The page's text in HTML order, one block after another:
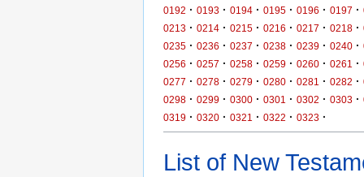
0192 · 0193 · 0194 · 0195 · 0196 · 0197 ·
0213 · 0214 · 0215 · 0216 · 0217 · 0218 ·
0235 · 0236 · 0237 · 0238 · 0239 · 0240 ·
0256 · 0257 · 0258 · 0259 · 0260 · 0261 ·
0277 · 0278 · 0279 · 0280 · 0281 · 0282 ·
0298 · 0299 · 0300 · 0301 · 0302 · 0303 ·
0319 · 0320 · 0321 · 0322 · 0323 ·
List of New